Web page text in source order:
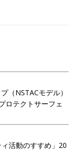
（NSTACモデル）
テクトサーフェ
活動のすすめ」20